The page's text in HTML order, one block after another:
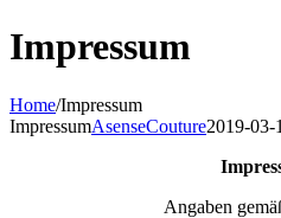
Impressum
Home/Impressum
ImpressumAsenseCouture2019-03-
Angaben